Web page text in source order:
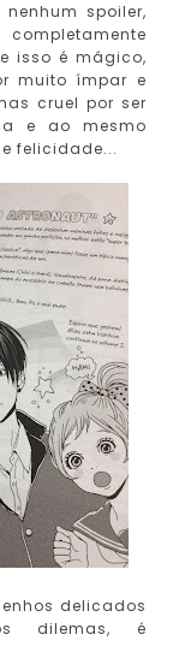
spoiler,
isso é mágico,
muito ímpar e
cruel por ser
e ao mesmo
felicidade...
delicados
dilemas, é